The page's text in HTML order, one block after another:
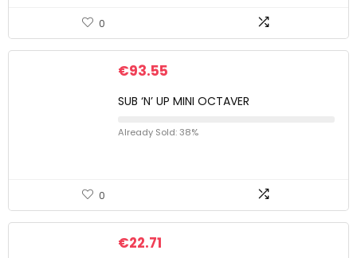
0
€93.55
SUB ‘N’ UP MINI OCTAVER
Already Sold: 38%
0
€22.71